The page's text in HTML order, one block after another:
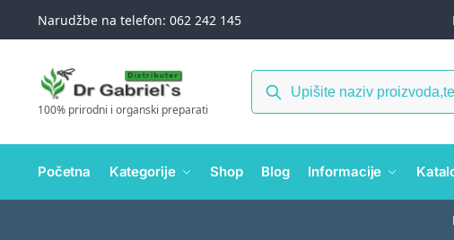
Narudžbe na telefon: 062 242 145
100% prirodni i organski preparati
Početna Kategorije Shop Blog Informacije